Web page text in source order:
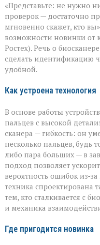
«Представьте: не нужно
проверок — достаточно
мгновенно скажет, кто
возможности новинки от
Ростех). Речь о
сделать идентификацию
удобной.
Как устроена технология
В основе работы
пальцев с высокой
сканера — гибкость: он
несколько пальцев, будь
либо пара больших — в
подход позволяет
вероятность ошибок
техника спроектирована
тем, кто сталкивается с
и механика
Где пригодится новинка